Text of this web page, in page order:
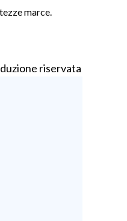
marce.
riservata